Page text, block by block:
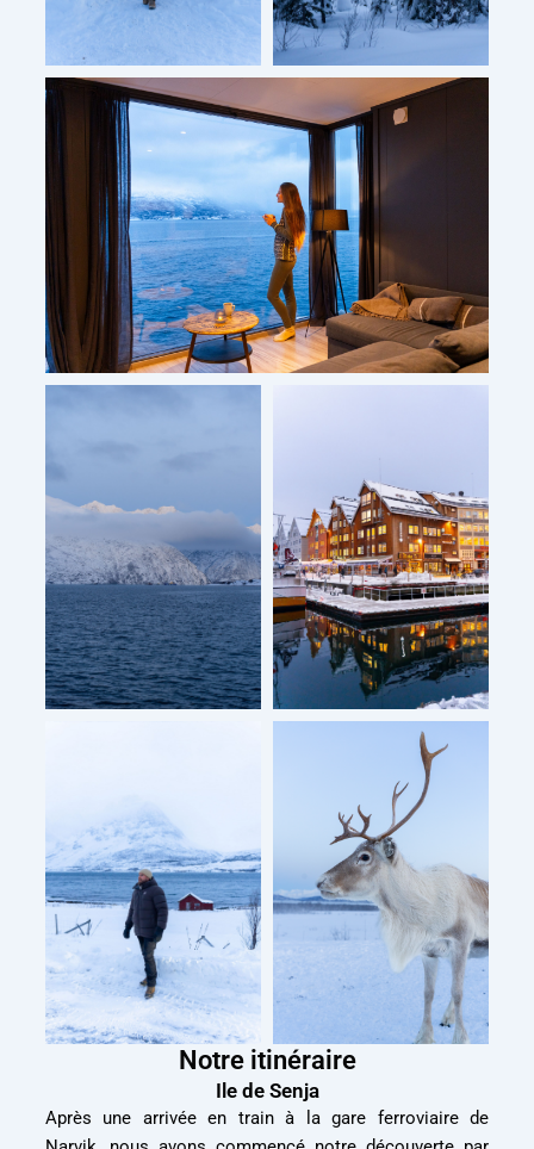
Notre itinéraire
Ile de Senja
Après une arrivée en train à la gare ferroviaire de
Narvik, nous avons commencé notre découverte par